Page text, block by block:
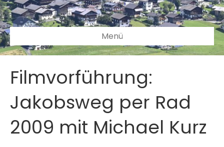
Menü
Filmvorführung:
Jakobsweg per Rad
2009 mit Michael Kurz